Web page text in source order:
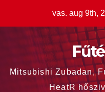
vas. aug 9th,
Mitsubishi Zubadan,
HeatR